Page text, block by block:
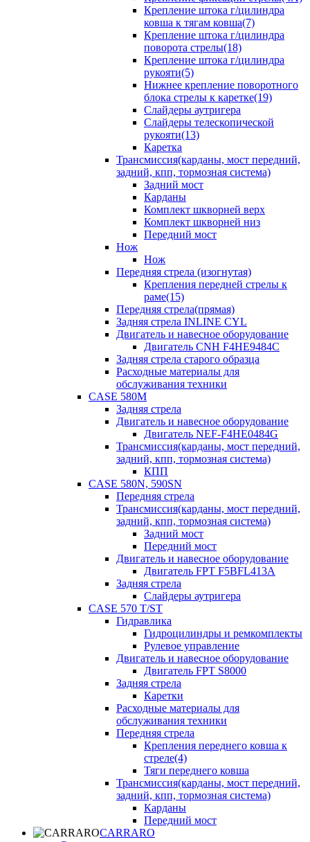
Крепление штока г/цилиндра
ковша к тягам ковша(7)
Крепление штока г/цилиндра
поворота стрелы(18)
Крепление штока г/цилиндра
рукояти(5)
Нижнее крепление поворотного
блока стрелы к каретке(19)
Слайдеры аутригера
Слайдеры телескопической
рукояти(13)
Каретка
Трансмиссия(карданы, мост передний,
задний, кпп, тормозная система)
Задний мост
Карданы
Комплект шкворней верх
Комплект шкворней низ
Передний мост
Нож
Нож
Передняя стрела (изогнутая)
Крепления передней стрелы к
раме(15)
Передняя стрела(прямая)
Задняя стрела INLINE CYL
Двигатель и навесное оборудование
Двигатель CNH F4HE9484C
Задняя стрела старого образца
Расходные материалы для
обслуживания техники
CASE 580M
Задняя стрела
Двигатель и навесное оборудование
Двигатель NEF-F4HE0484G
Трансмиссия(карданы, мост передний,
задний, кпп, тормозная система)
КПП
CASE 580N, 590SN
Передняя стрела
Трансмиссия(карданы, мост передний,
задний, кпп, тормозная система)
Задний мост
Передний мост
Двигатель и навесное оборудование
Двигатель FPT F5BFL413A
Задняя стрела
Слайдеры аутригера
CASE 570 T/ST
Гидравлика
Гидроцилиндры и ремкомплекты
Рулевое управление
Двигатель и навесное оборудование
Двигатель FPT S8000
Задняя стрела
Каретки
Расходные материалы для
обслуживания техники
Передняя стрела
Крепления переднего ковша к
стреле(4)
Тяги переднего ковша
Трансмиссия(карданы, мост передний,
задний, кпп, тормозная система)
Карданы
Передний мост
CARRARO